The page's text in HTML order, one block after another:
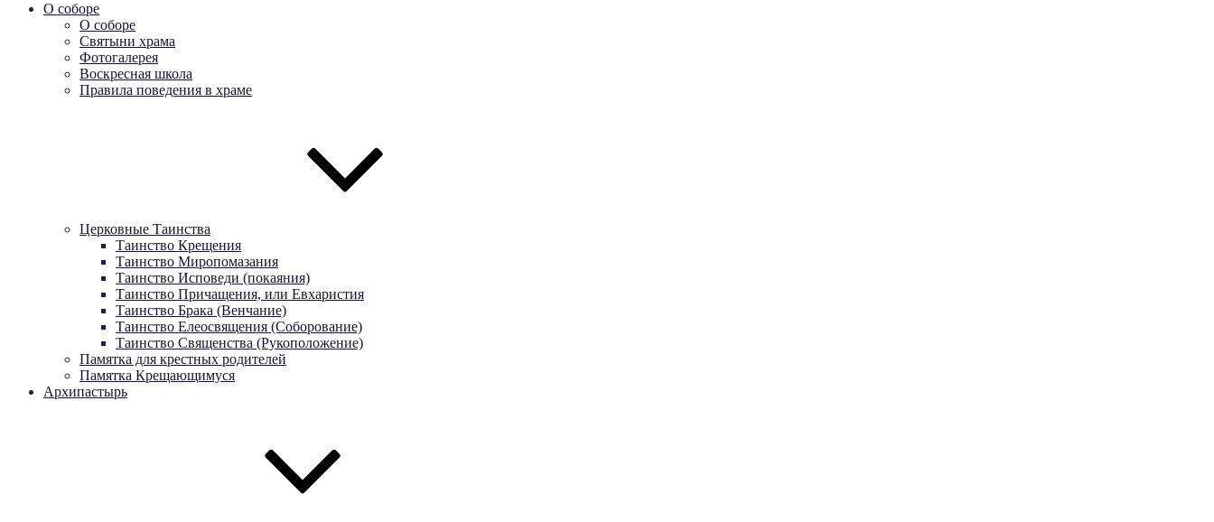
О соборе
О соборе
Святыни храма
Фотогалерея
Воскресная школа
Правила поведения в храме
Церковные Таинства
Таинство Крещения
Таинство Миропомазания
Таинство Исповеди (покаяния)
Таинство Причащения, или Евхаристия
Таинство Брака (Венчание)
Таинство Елеосвящения (Соборование)
Таинство Священства (Рукоположение)
Памятка для крестных родителей
Памятка Крещающимуся
Архипастырь